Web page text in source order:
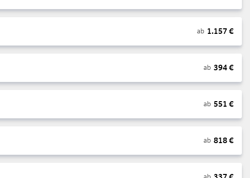
ab 1.157 €
ab 394€
ab 551 €
ab 818€